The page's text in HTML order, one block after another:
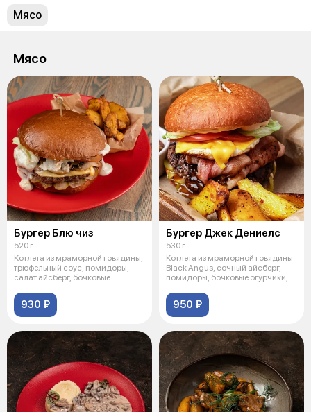
Мясо
Мясо
Бургер Блю чиз
520 г
Котлета из мраморной говядины,
трюфельный соус, помидоры,
салат айсберг, бочковые
930 ₽
Бургер Джек Дениелс
530 г
Котлета из мраморной говядины
Black Angus, сочный айсберг,
помидоры, бочковые огурчики,
950 ₽